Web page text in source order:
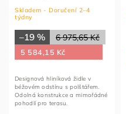
Skladem - Doručení 2–4
týdny
6 975,65 Kč
–19 %
5 584,15 Kč
Designová hliníková židle v
béžovém odstínu s polštářem.
Odolná konstrukce a mimořádné
pohodlí pro terasu.